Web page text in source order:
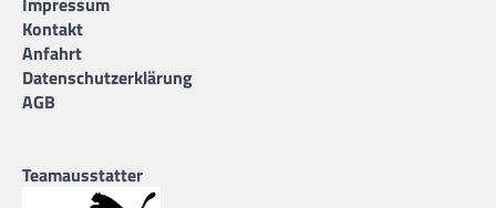
Kontakt
Anfahrt
Datenschutzerklärung
AGB
Teamausstatter